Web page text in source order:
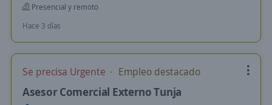
Presencial y remoto
Hace 3 días
Se precisa Urgente Empleo destacado
Asesor Comercial Externo Tunja